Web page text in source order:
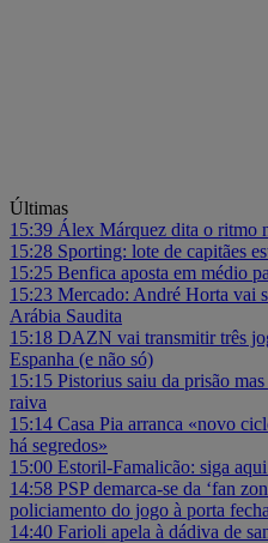
Últimas
15:39 Álex Márquez dita o ritmo
15:28 Sporting: lote de capitães
15:25 Benfica aposta em médio
15:23 Mercado: André Horta vai
Arábia Saudita
15:18 DAZN vai transmitir três
Espanha (e não só)
15:15 Pistorius saiu da prisão
raiva
15:14 Casa Pia arranca «novo
há segredos»
15:00 Estoril-Famalicão: siga
14:58 PSP demarca-se da ‘fan
policiamento do jogo à porta
14:40 Farioli apela à dádiva de